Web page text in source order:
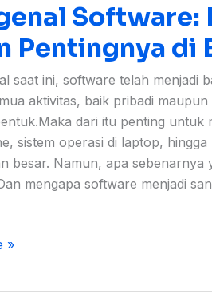
Software:
Pentingnya di
saat ini, software telah menjadi
aktivitas, baik pribadi
dari itu penting untuk
sistem operasi di laptop,
besar. Namun, apa sebenarnya
mengapa software menjadi
»